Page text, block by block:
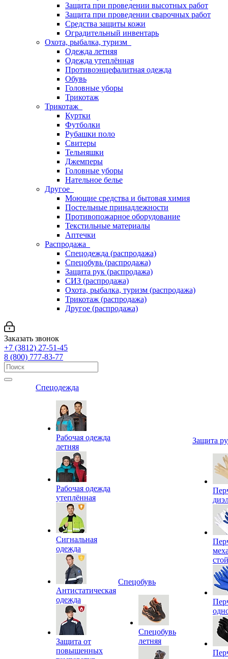
Защита при проведении высотных работ
Защита при проведении сварочных работ
Средства защиты кожи
Оградительный инвентарь
Охота, рыбалка, туризм
Одежда летняя
Одежда утеплённая
Противоэнцефалитная одежда
Обувь
Головные уборы
Трикотаж
Трикотаж
Куртки
Футболки
Рубашки поло
Свитеры
Тельняшки
Джемперы
Головные уборы
Нательное белье
Другое
Моющие средства и бытовая химия
Постельные принадлежности
Противопожарное оборудование
Текстильные материалы
Аптечки
Распродажа
Спецодежда (распродажа)
Спецобувь (распродажа)
Защита рук (распродажа)
СИЗ (распродажа)
Охота, рыбалка, туризм (распродажа)
Трикотаж (распродажа)
Другое (распродажа)
Заказать звонок
+7 (3812) 27-51-45
8 (800) 777-83-77
Спецодежда
Рабочая одежда
летняя
Рабочая одежда
утеплённая
Сигнальная
одежда
Антистатическая
одежда
Защита от
повышенных
Спецобувь
Спецобувь
летняя
Защита